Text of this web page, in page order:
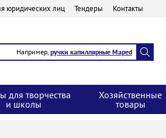
юридических лиц Тендеры Контакты
Например, ручки капиллярные Maped
для творчества
и школы
Хозяйственные
товары